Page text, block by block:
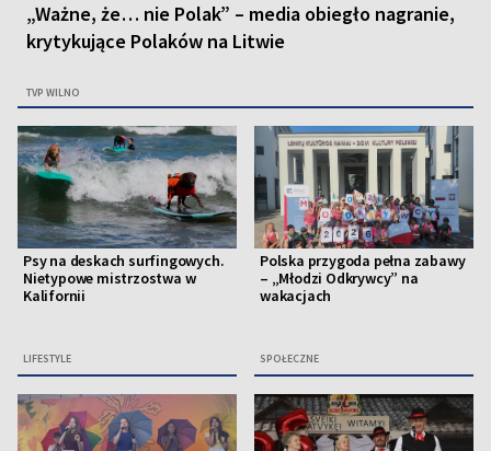
„Ważne, że… nie Polak” – media obiegło nagranie,
krytykujące Polaków na Litwie
TVP WILNO
Psy na deskach surfingowych.
Nietypowe mistrzostwa w
Kalifornii
LIFESTYLE
Polska przygoda pełna zabawy
– „Młodzi Odkrywcy” na
wakacjach
SPOŁECZNE